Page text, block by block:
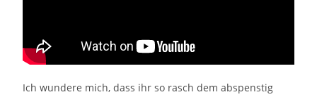
Ich wundere mich, dass ihr so rasch dem abspenstig